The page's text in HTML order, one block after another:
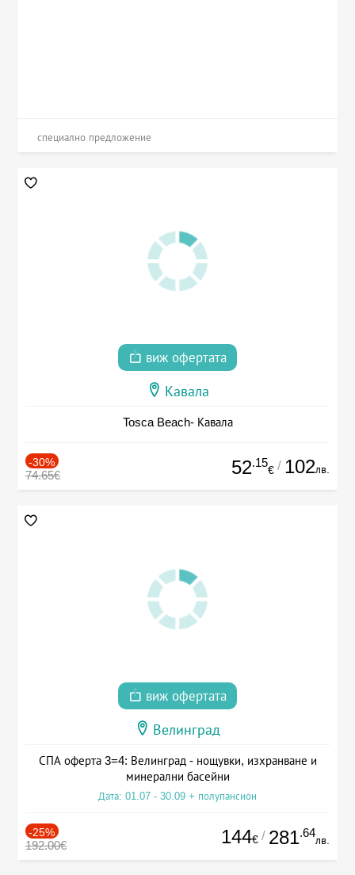
специално предложение
виж офертата
Кавала
Tosca Beach- Кавала
-30%
74.65€ 52.15
€ / 102лв.
виж офертата
Велинград
СПА оферта 3=4: Велинград - нощувки, изхранване и
минерални басейни
Дата: 01.07 - 30.09 + полупансион
-25%
192.00€ 144€ / 281.64
лв.